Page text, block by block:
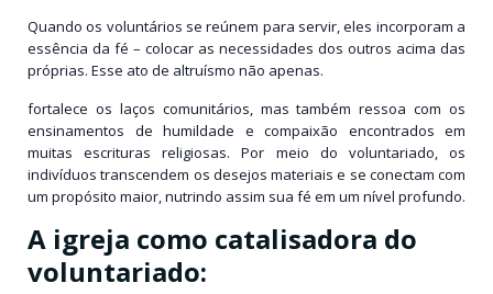
Quando os voluntários se reúnem para servir, eles incorporam a
essência da fé – colocar as necessidades dos outros acima das
próprias. Esse ato de altruísmo não apenas.
fortalece os laços comunitários, mas também ressoa com os
ensinamentos de humildade e compaixão encontrados em
muitas escrituras religiosas. Por meio do voluntariado, os
indivíduos transcendem os desejos materiais e se conectam com
um propósito maior, nutrindo assim sua fé em um nível profundo.
A igreja como catalisadora do
voluntariado: